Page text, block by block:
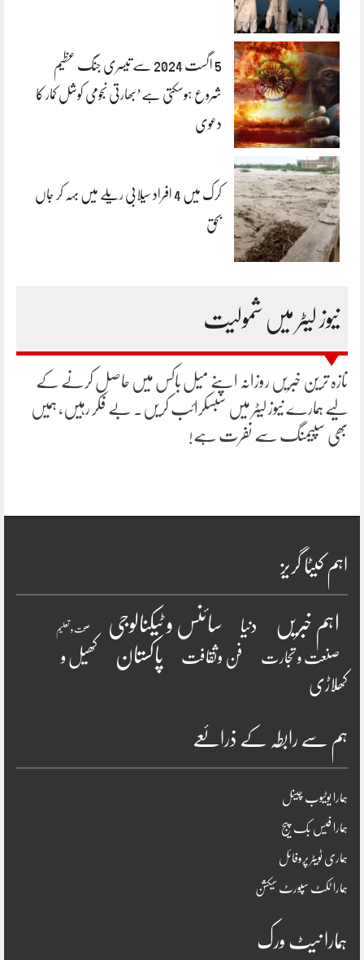
5 اگست 2024 سے تیسری جنگ عظیم
شروع ہوسکتی ہے’بھارتی نجومی کوشل کمار کا
دعوی
کرک میں 4 افراد سیلابی ریلے میں بہہ کر جاں
بحق
نیوز لیٹر میں شمولیت
تازہ ترین خبریں روزانہ اپنے میل باکس میں حاصل کرنے کے
لیے ہمارے نیوز لیٹر میں سبسکرائب کریں۔ بے فکر رہیں، ہمیں
بھی سپیمنگ سے نفرت ہے!
اہم کیٹا گریز
اہم خبریں دنیا سائنس و ٹیکنالوجی صحت و تعلیم
صنعت و تجارت فن وثقافت پاکستان
کھیل و
کھلاڑی
ہم سے رابطہ کے ذرائعے
ہمارا یوٹیوب چینل
ہمارا فیس بک پیج
ہماری ٹویٹر پروفائل
ہمارا ٹکٹ سپورٹ سیکشن
ہمارا نیٹ ورک